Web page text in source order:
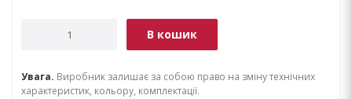
В кошик
Увага. Виробник залишає за собою право на зміну технічних
характеристик, кольору, комплектації.